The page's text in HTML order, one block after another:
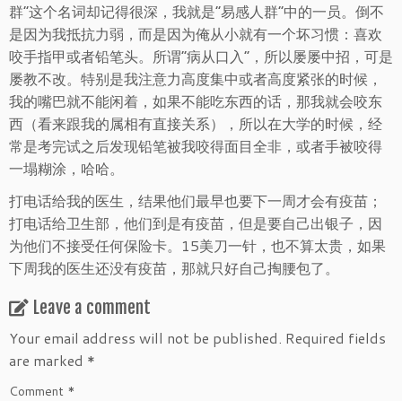
群”这个名词却记得很深，我就是“易感人群”中的一员。倒不
是因为我抵抗力弱，而是因为俺从小就有一个坏习惯：喜欢
咬手指甲或者铅笔头。所谓“病从口入”，所以屡屡中招，可是
屡教不改。特别是我注意力高度集中或者高度紧张的时候，
我的嘴巴就不能闲着，如果不能吃东西的话，那我就会咬东
西（看来跟我的属相有直接关系），所以在大学的时候，经
常是考完试之后发现铅笔被我咬得面目全非，或者手被咬得
一塌糊涂，哈哈。
打电话给我的医生，结果他们最早也要下一周才会有疫苗；
打电话给卫生部，他们到是有疫苗，但是要自己出银子，因
为他们不接受任何保险卡。15美刀一针，也不算太贵，如果
下周我的医生还没有疫苗，那就只好自己掏腰包了。
Leave a comment
Your email address will not be published. Required fields
are marked *
Comment *